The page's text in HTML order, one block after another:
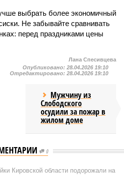
выбрать более экономичный
Не забывайте сравнивать
перед праздниками цены
Лана Спесивцева
Опубликовано: 28.04.2026 19:10
Отредактировано: 28.04.2026 19:10
Мужчину из
Слободского
осудили за пожар в
жилом доме
0
Кировской области подорожали на